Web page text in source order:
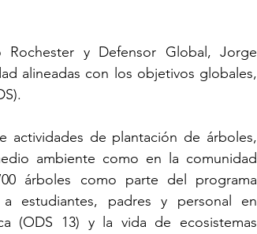
y Defensor Global, Jorge
alineadas con los objetivos globales,
actividades de plantación de árboles,
ambiente como en la comunidad
árboles como parte del programa
estudiantes, padres y personal en
(ODS 13) y la vida de ecosistemas